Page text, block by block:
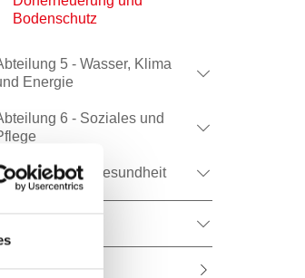
Bodenschutz
5 - Wasser, Klima
Energie
6 - Soziales und
10 – Gesundheit